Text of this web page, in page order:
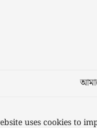
uses cookies to